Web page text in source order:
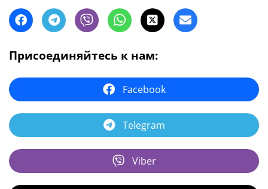
Присоединяйтесь к нам:
Facebook
Telegram
Viber